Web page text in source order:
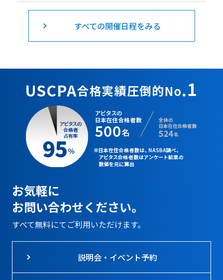
すべての開催日程をみる
お気軽に
お問い合わせください。
すべて無料にてご利用いただけます。
説明会・イベント予約